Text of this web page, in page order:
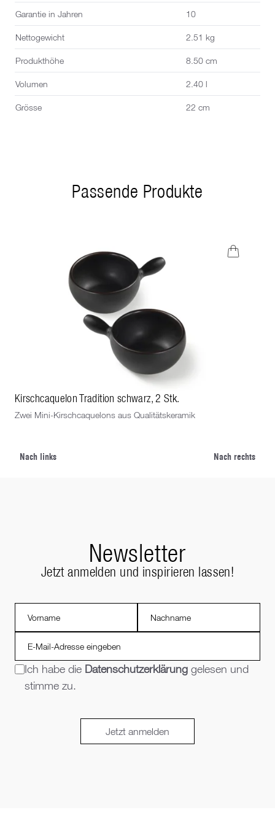
Garantie in Jahren 10
Nettogewicht 2.51 kg
Produkthöhe 8.50 cm
Volumen 2.40 l
Grösse 22 cm
Passende Produkte
Kirschcaquelon Tradition schwarz, 2 Stk.
Zwei Mini-Kirschcaquelons aus Qualitätskeramik
Nach links Nach rechts
Newsletter
Jetzt anmelden und inspirieren lassen!
Ich habe die Datenschutzerklärung gelesen und
stimme zu.
Jetzt anmelden